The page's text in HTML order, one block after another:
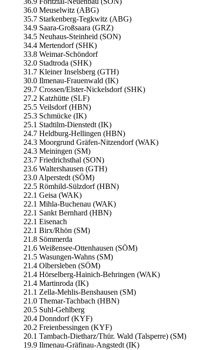
36.0 Meuselwitz (ABG)
35.7 Starkenberg-Tegkwitz (ABG)
34.9 Saara-Großsaara (GRZ)
34.5 Neuhaus-Steinheid (SON)
34.4 Mertendorf (SHK)
33.8 Weimar-Schöndorf
32.0 Stadtroda (SHK)
31.7 Kleiner Inselsberg (GTH)
30.0 Ilmenau-Frauenwald (IK)
29.7 Crossen/Elster-Nickelsdorf (SHK)
27.2 Katzhütte (SLF)
25.5 Veilsdorf (HBN)
25.3 Schmücke (IK)
25.1 Stadtilm-Dienstedt (IK)
24.7 Heldburg-Hellingen (HBN)
24.3 Moorgrund Gräfen-Nitzendorf (WAK)
24.3 Meiningen (SM)
23.7 Friedrichsthal (SON)
23.6 Waltershausen (GTH)
23.0 Alperstedt (SÖM)
22.5 Römhild-Sülzdorf (HBN)
22.1 Geisa (WAK)
22.1 Mihla-Buchenau (WAK)
22.1 Sankt Bernhard (HBN)
22.1 Eisenach
22.1 Birx/Rhön (SM)
21.8 Sömmerda
21.6 Weißensee-Ottenhausen (SÖM)
21.5 Wasungen-Wahns (SM)
21.4 Olbersleben (SÖM)
21.4 Hörselberg-Hainich-Behringen (WAK)
21.4 Martinroda (IK)
21.1 Zella-Mehlis-Benshausen (SM)
21.0 Themar-Tachbach (HBN)
20.5 Suhl-Gehlberg
20.4 Donndorf (KYF)
20.2 Freienbessingen (KYF)
20.1 Tambach-Dietharz/Thür. Wald (Talsperre) (SM)
19.9 Ilmenau-Gräfinau-Angstedt (IK)